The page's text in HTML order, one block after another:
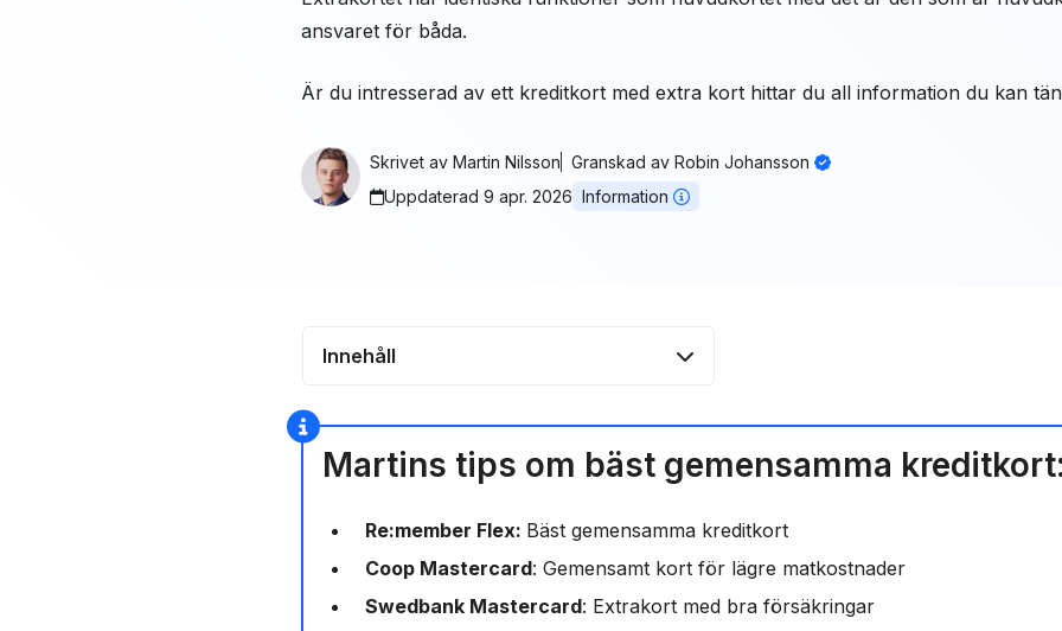
ansvaret för båda.
Är du intresserad av ett kreditkort med extra kort hittar du all information du kan
Skrivet av Martin Nilsson Granskad av Robin Johansson
Uppdaterad 9 apr. 2026 Information
Innehåll
Bäst kreditkort med extrakort –
Topplista:
Hur fungerar kreditkort med
extrakort?￼
Vad kostar ett extrakort?
Martins tips om bäst gemensamma
Re:member Flex: Bäst gemensamma kreditkort
Coop Mastercard: Gemensamt kort för lägre matkostnader
Swedbank Mastercard: Extrakort med bra försäkringar